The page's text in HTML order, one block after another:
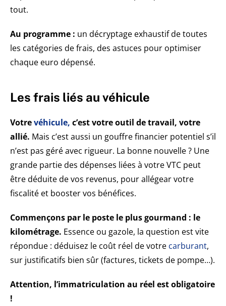
tout.
Au programme : un décryptage exhaustif de toutes
les catégories de frais, des astuces pour optimiser
chaque euro dépensé.
Les frais liés au véhicule
Votrevéhicule, c’est votre outil de travail, votre
allié. Mais c’est aussi un gouffre financier potentiel s’il
n’est pas géré avec rigueur. La bonne nouvelle ? Une
grande partie des dépenses liées à votre VTC peut
être déduite de vos revenus, pour allégear votre
fiscalité et booster vos bénéfices.
Commençons par le poste le plus gourmand : le
kilométrage. Essence ou gazole, la question est vite
répondue : déduisez le coût réel de votre carburant,
sur justificatifs bien sûr (factures, tickets de pompe…).
Attention, l’immatriculation au réel est obligatoire
!